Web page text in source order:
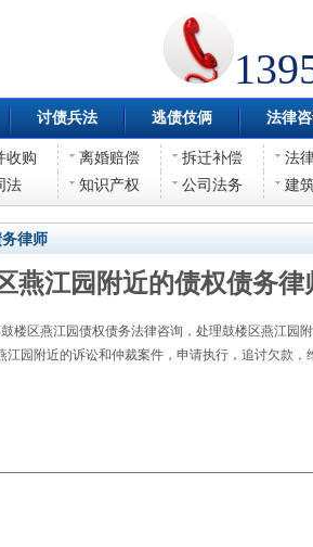
讨债兵法 逃债伎俩 法律咨
收购 离婚赔偿 拆迁补偿 法
法 知识产权 公司法务 建
律师
燕江园附近的债权债务律
楼区燕江园债权债务法律咨询，处理鼓楼区燕江园
园附近的诉讼和仲裁案件，申请执行，追讨欠款，